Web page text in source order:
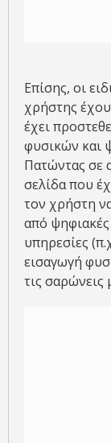
Επίσης, οι
χρήστης
έχει
φυσικών και
Πατώντας σε
σελίδα που
τον χρήστη
από
υπηρεσίες
εισαγωγή
τις